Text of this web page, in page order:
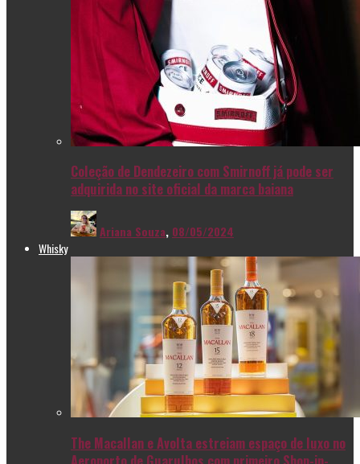
Coleção de Dendezeiro com Smirnoff já pode ser
adquirida no site oficial da marca baiana
Ariana Souza, 08/05/2024
Whisky
The Macallan e Avolta estreiam espaço de luxo no